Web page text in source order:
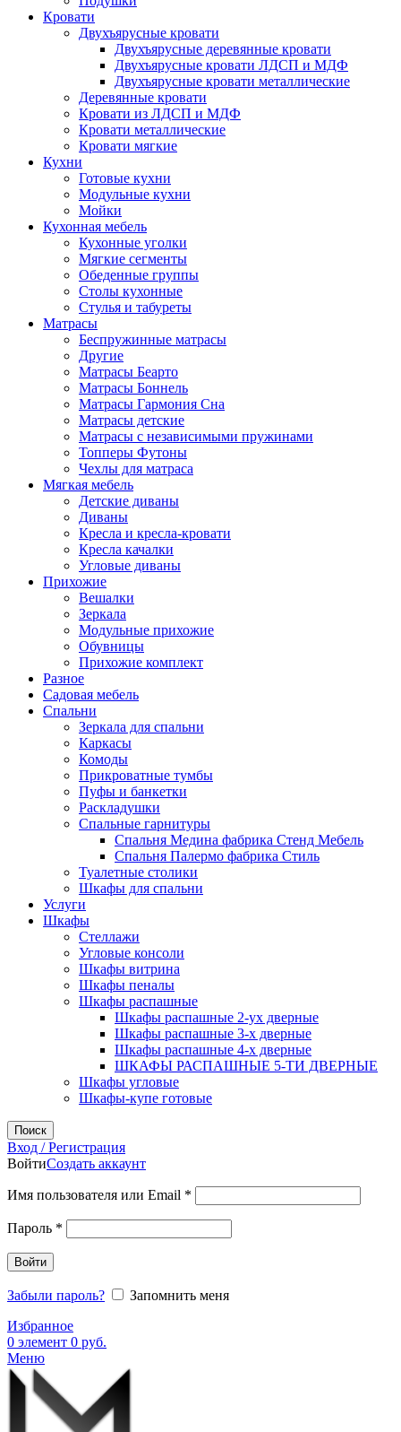
Кровати
Двухъярусные кровати
Двухъярусные деревянные кровати
Двухъярусные кровати ЛДСП и МДФ
Двухъярусные кровати металлические
Деревянные кровати
Кровати из ЛДСП и МДФ
Кровати металлические
Кровати мягкие
Кухни
Готовые кухни
Модульные кухни
Мойки
Кухонная мебель
Кухонные уголки
Мягкие сегменты
Обеденные группы
Столы кухонные
Стулья и табуреты
Матрасы
Беспружинные матрасы
Другие
Матрасы Беарто
Матрасы Боннель
Матрасы Гармония Сна
Матрасы детские
Матрасы с независимыми пружинами
Топперы Футоны
Чехлы для матраса
Мягкая мебель
Детские диваны
Диваны
Кресла и кресла-кровати
Кресла качалки
Угловые диваны
Прихожие
Вешалки
Зеркала
Модульные прихожие
Обувницы
Прихожие комплект
Разное
Садовая мебель
Спальни
Зеркала для спальни
Каркасы
Комоды
Прикроватные тумбы
Пуфы и банкетки
Раскладушки
Спальные гарнитуры
Спальня Медина фабрика Стенд Мебель
Спальня Палермо фабрика Стиль
Туалетные столики
Шкафы для спальни
Услуги
Шкафы
Стеллажи
Угловые консоли
Шкафы витрина
Шкафы пеналы
Шкафы распашные
Шкафы распашные 2-ух дверные
Шкафы распашные 3-х дверные
Шкафы распашные 4-х дверные
ШКАФЫ РАСПАШНЫЕ 5-ТИ ДВЕРНЫЕ
Шкафы угловые
Шкафы-купе готовые
Поиск
Вход / Регистрация
ВойтиСоздать аккаунт
Имя пользователя или Email *
Пароль *
Войти
Забыли пароль?
Запомнить меня
Избранное
0 элемент 0 руб.
Меню